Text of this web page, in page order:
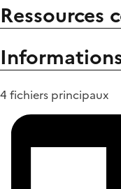
Ressources
4 fichiers principaux